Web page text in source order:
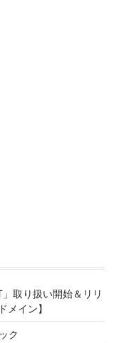
取り扱い開始＆リリ
メイン】
ク